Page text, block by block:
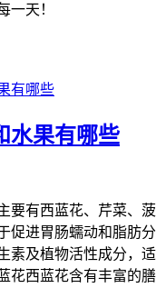
一天！
水果有哪些
要有西蓝花、芹菜、
促进胃肠蠕动和脂肪
素及植物活性成分，
花西蓝花含有丰富的